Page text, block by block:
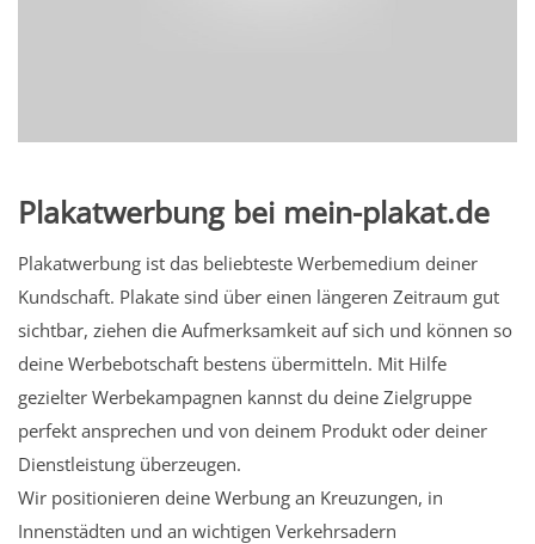
Plakatwerbung bei mein-plakat.de
Plakatwerbung ist das beliebteste Werbemedium deiner
Kundschaft. Plakate sind über einen längeren Zeitraum gut
sichtbar, ziehen die Aufmerksamkeit auf sich und können so
deine Werbebotschaft bestens übermitteln. Mit Hilfe
gezielter Werbekampagnen kannst du deine Zielgruppe
perfekt ansprechen und von deinem Produkt oder deiner
Dienstleistung überzeugen.
Wir positionieren deine Werbung an Kreuzungen, in
Innenstädten und an wichtigen Verkehrsadern